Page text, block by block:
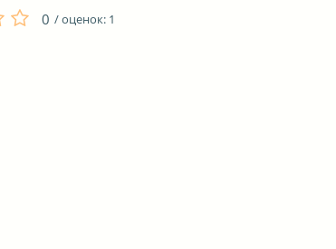
0 / оценок: 1